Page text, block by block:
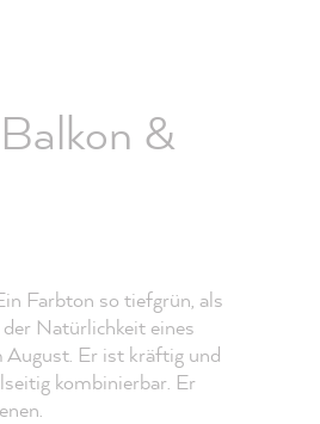
Balkon &
Farbton so tiefgrün, als
Natürlichkeit eines
August. Er ist kräftig und
kombinierbar. Er